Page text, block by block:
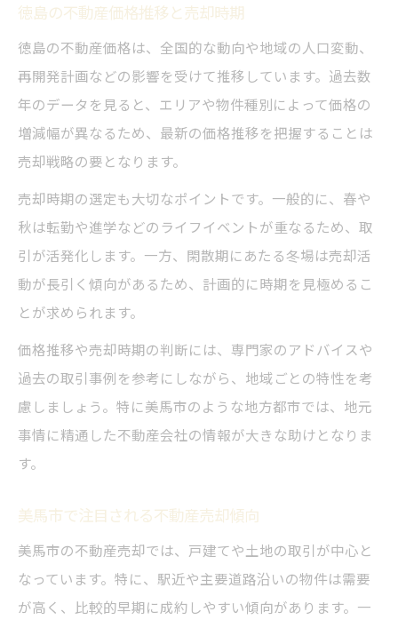
徳島の不動産価格推移と売却時期
徳島の不動産価格は、全国的な動向や地域の人口変動、
再開発計画などの影響を受けて推移しています。過去数
年のデータを見ると、エリアや物件種別によって価格の
増減幅が異なるため、最新の価格推移を把握することは
売却戦略の要となります。
売却時期の選定も大切なポイントです。一般的に、春や
秋は転勤や進学などのライフイベントが重なるため、取
引が活発化します。一方、閑散期にあたる冬場は売却活
動が長引く傾向があるため、計画的に時期を見極めるこ
とが求められます。
価格推移や売却時期の判断には、専門家のアドバイスや
過去の取引事例を参考にしながら、地域ごとの特性を考
慮しましょう。特に美馬市のような地方都市では、地元
事情に精通した不動産会社の情報が大きな助けとなりま
す。
美馬市で注目される不動産売却傾向
美馬市の不動産売却では、戸建てや土地の取引が中心と
なっています。特に、駅近や主要道路沿いの物件は需要
が高く、比較的早期に成約しやすい傾向があります。一